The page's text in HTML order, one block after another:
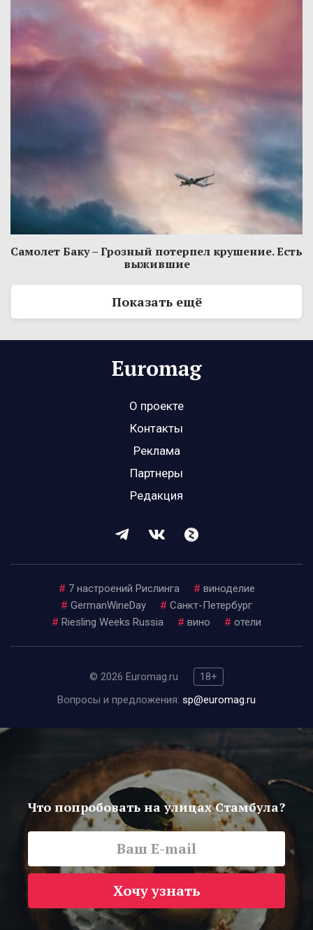
Самолет Баку – Грозный потерпел крушение. Есть
выжившие
Показать ещё
О проекте
Контакты
Реклама
Партнеры
Редакция
# 7 настроений Рислинга # виноделие
# GermanWineDay # Санкт-Петербург
# Riesling Weeks Russia # вино # отели
© 2026 Euromag.ru
18+
Вопросы и предложения: sp@euromag.ru
Что попробовать на улицах Стамбула?
Хочу узнать